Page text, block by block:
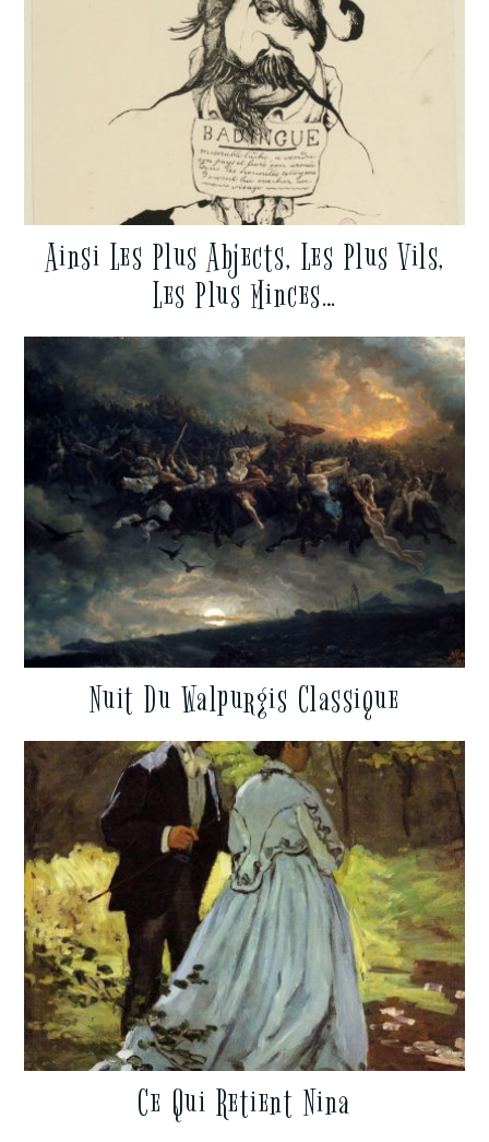
Ainsi Les Plus Abjects, Les Plus Vils,
Les Plus Minces…
Nuit Du Walpurgis Classique
Ce Qui Retient Nina